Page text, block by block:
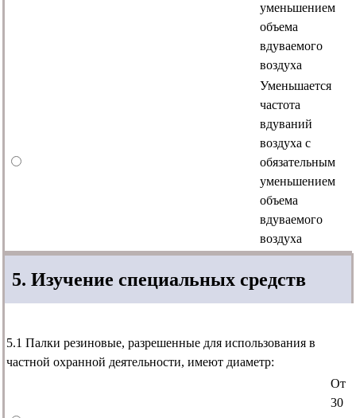
уменьшением
объема
вдуваемого
воздуха
Уменьшается
частота
вдуваний
воздуха с
обязательным
уменьшением
объема
вдуваемого
воздуха
5. Изучение специальных средств
5.1 Палки резиновые, разрешенные для использования в
частной охранной деятельности, имеют диаметр:
От
30